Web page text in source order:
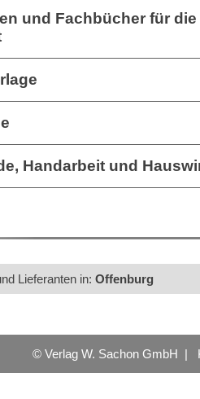
und Fachbücher für die
Handarbeit und
Lieferanten in: Offenburg
© Verlag W. Sachon GmbH |